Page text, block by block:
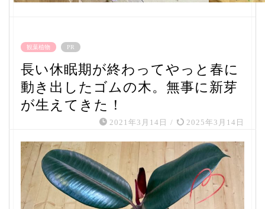
観葉植物 PR
長い休眠期が終わってやっと春に
動き出したゴムの木。無事に新芽
が生えてきた！
2021年3月14日 / 2025年3月14日